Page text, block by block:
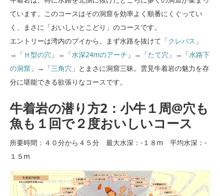
ています。このコースはその洞窟を効率よく順番にくぐってい
く、まさに「おいしいとこどり」のコースです。
エントリーは湾内のブイから。まず水路を抜けて「クレバス 」
→「 Ｈ型の穴 」→「水深24mのアーチ 」→「たて穴 」→「水路下
の洞窟 」→「三角穴 」とまさに洞窟三昧。雲見牛着岩の魅力を存
分に堪能できる欲張りなコースです。
牛着岩の潜り方2：小牛１周@穴も
魚も１回で２度おいしいコース
所要時間：４０分から４５分 最大水深：-１８m 平均水深：-
１５m